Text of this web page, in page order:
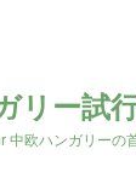
リー試
中欧ハンガリーの